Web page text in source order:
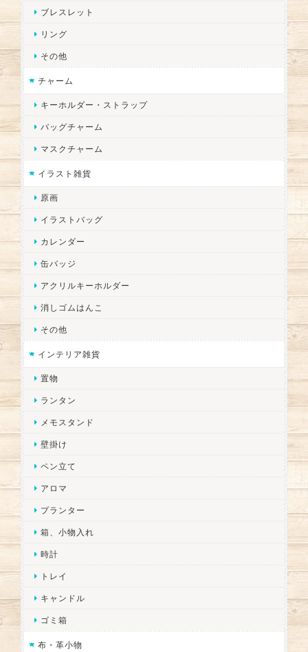
ブレスレット
リング
その他
チャーム
キーホルダー・ストラップ
バッグチャーム
マスクチャーム
イラスト雑貨
原画
イラストバッグ
カレンダー
缶バッジ
アクリルキーホルダー
消しゴムはんこ
その他
インテリア雑貨
置物
ランタン
メモスタンド
壁掛け
ペン立て
アロマ
プランター
箱、小物入れ
時計
トレイ
キャンドル
ゴミ箱
布・革小物